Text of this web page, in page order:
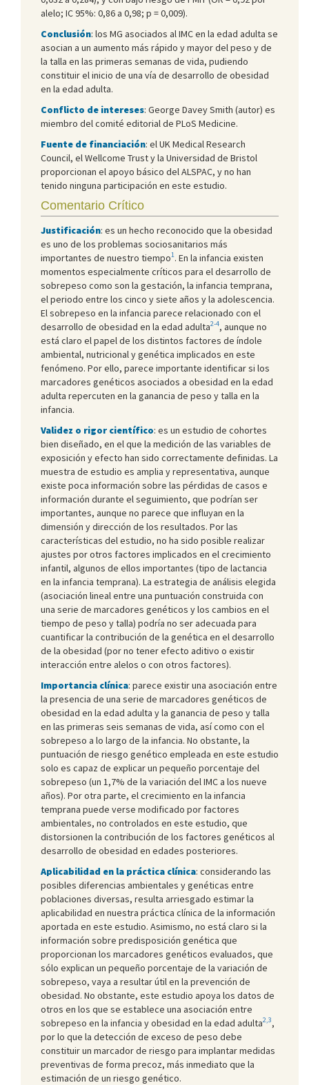
alelo; IC 95%: 0,86 a 0,98; p = 0,009).
Conclusión: los MG asociados al IMC en la edad adulta se
asocian a un aumento más rápido y mayor del peso y de
la talla en las primeras semanas de vida, pudiendo
constituir el inicio de una vía de desarrollo de obesidad
en la edad adulta.
Conflicto de intereses: George Davey Smith (autor) es
miembro del comité editorial de PLoS Medicine.
Fuente de financiación: el UK Medical Research
Council, el Wellcome Trust y la Universidad de Bristol
proporcionan el apoyo básico del ALSPAC, y no han
tenido ninguna participación en este estudio.
Comentario Crítico
Justificación: es un hecho reconocido que la obesidad
es uno de los problemas sociosanitarios más
importantes de nuestro tiempo1. En la infancia existen
momentos especialmente críticos para el desarrollo de
sobrepeso como son la gestación, la infancia temprana,
el periodo entre los cinco y siete años y la adolescencia.
El sobrepeso en la infancia parece relacionado con el
desarrollo de obesidad en la edad adulta2-4, aunque no
está claro el papel de los distintos factores de índole
ambiental, nutricional y genética implicados en este
fenómeno. Por ello, parece importante identificar si los
marcadores genéticos asociados a obesidad en la edad
adulta repercuten en la ganancia de peso y talla en la
infancia.
Validez o rigor científico: es un estudio de cohortes
bien diseñado, en el que la medición de las variables de
exposición y efecto han sido correctamente definidas. La
muestra de estudio es amplia y representativa, aunque
existe poca información sobre las pérdidas de casos e
información durante el seguimiento, que podrían ser
importantes, aunque no parece que influyan en la
dimensión y dirección de los resultados. Por las
características del estudio, no ha sido posible realizar
ajustes por otros factores implicados en el crecimiento
infantil, algunos de ellos importantes (tipo de lactancia
en la infancia temprana). La estrategia de análisis elegida
(asociación lineal entre una puntuación construida con
una serie de marcadores genéticos y los cambios en el
tiempo de peso y talla) podría no ser adecuada para
cuantificar la contribución de la genética en el desarrollo
de la obesidad (por no tener efecto aditivo o existir
interacción entre alelos o con otros factores).
Importancia clínica: parece existir una asociación entre
la presencia de una serie de marcadores genéticos de
obesidad en la edad adulta y la ganancia de peso y talla
en las primeras seis semanas de vida, así como con el
sobrepeso a lo largo de la infancia. No obstante, la
puntuación de riesgo genético empleada en este estudio
solo es capaz de explicar un pequeño porcentaje del
sobrepeso (un 1,7% de la variación del IMC a los nueve
años). Por otra parte, el crecimiento en la infancia
temprana puede verse modificado por factores
ambientales, no controlados en este estudio, que
distorsionen la contribución de los factores genéticos al
desarrollo de obesidad en edades posteriores.
Aplicabilidad en la práctica clínica: considerando las
posibles diferencias ambientales y genéticas entre
poblaciones diversas, resulta arriesgado estimar la
aplicabilidad en nuestra práctica clínica de la información
aportada en este estudio. Asimismo, no está claro si la
información sobre predisposición genética que
proporcionan los marcadores genéticos evaluados, que
sólo explican un pequeño porcentaje de la variación de
sobrepeso, vaya a resultar útil en la prevención de
obesidad. No obstante, este estudio apoya los datos de
otros en los que se establece una asociación entre
sobrepeso en la infancia y obesidad en la edad adulta2,3,
por lo que la detección de exceso de peso debe
constituir un marcador de riesgo para implantar medidas
preventivas de forma precoz, más inmediato que la
estimación de un riesgo genético.